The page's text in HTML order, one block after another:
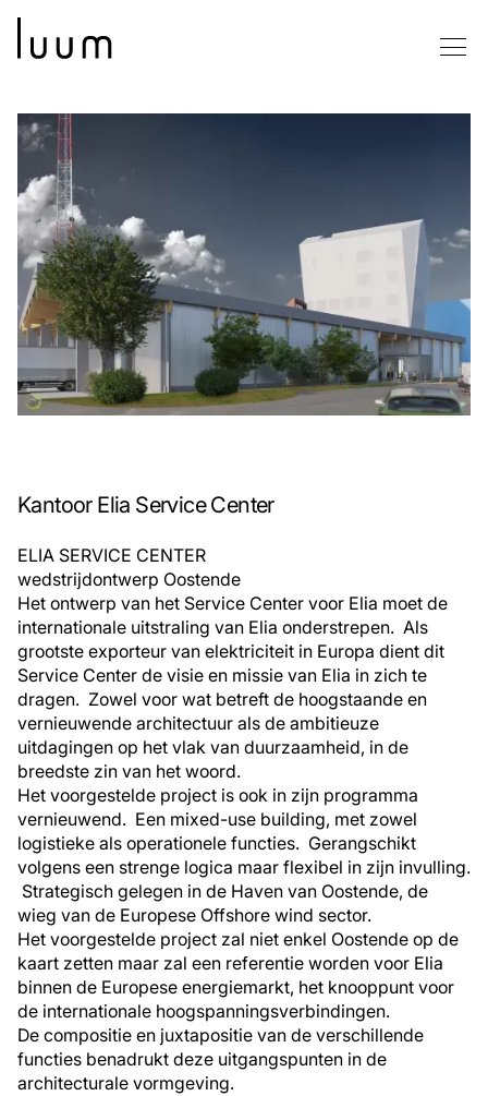
Kantoor Elia Service Center
ELIA SERVICE CENTER
wedstrijdontwerp Oostende
Het ontwerp van het Service Center voor Elia moet de
internationale uitstraling van Elia onderstrepen. Als
grootste exporteur van elektriciteit in Europa dient dit
Service Center de visie en missie van Elia in zich te
dragen. Zowel voor wat betreft de hoogstaande en
vernieuwende architectuur als de ambitieuze
uitdagingen op het vlak van duurzaamheid, in de
breedste zin van het woord.
Het voorgestelde project is ook in zijn programma
vernieuwend. Een mixed-use building, met zowel
logistieke als operationele functies. Gerangschikt
volgens een strenge logica maar flexibel in zijn invulling.
Strategisch gelegen in de Haven van Oostende, de
wieg van de Europese Offshore wind sector.
Het voorgestelde project zal niet enkel Oostende op de
kaart zetten maar zal een referentie worden voor Elia
binnen de Europese energiemarkt, het knooppunt voor
de internationale hoogspanningsverbindingen.
De compositie en juxtapositie van de verschillende
functies benadrukt deze uitgangspunten in de
architecturale vormgeving.